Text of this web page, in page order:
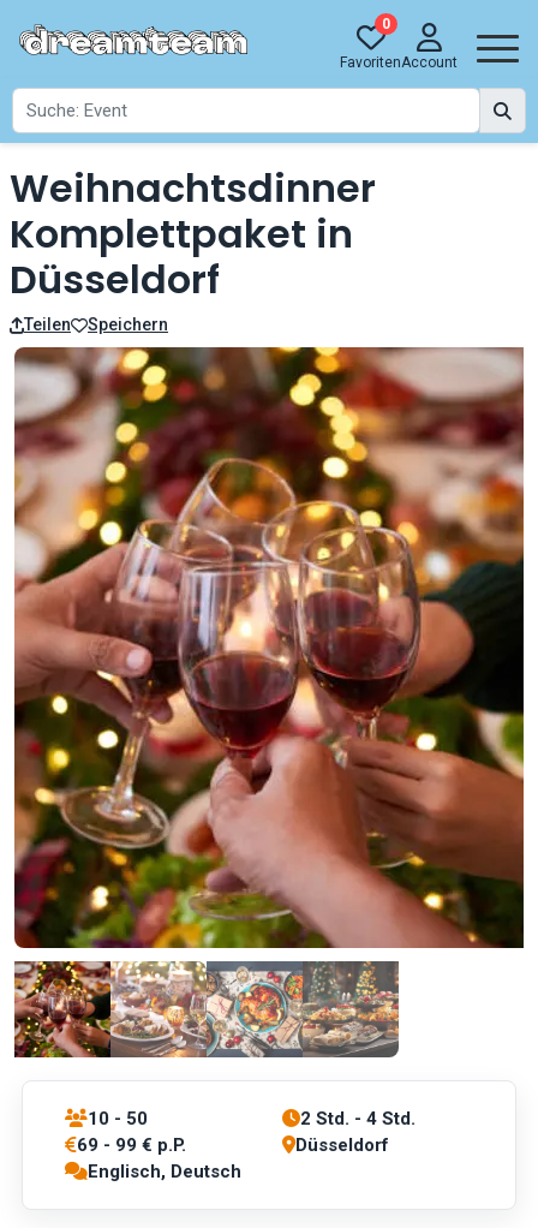
0
FavoritenAccount
Weihnachtsdinner
Komplettpaket in
Düsseldorf
Teilen Speichern
10 - 50
2 Std. - 4 Std.
69 - 99 € p.P.
Düsseldorf
Englisch, Deutsch